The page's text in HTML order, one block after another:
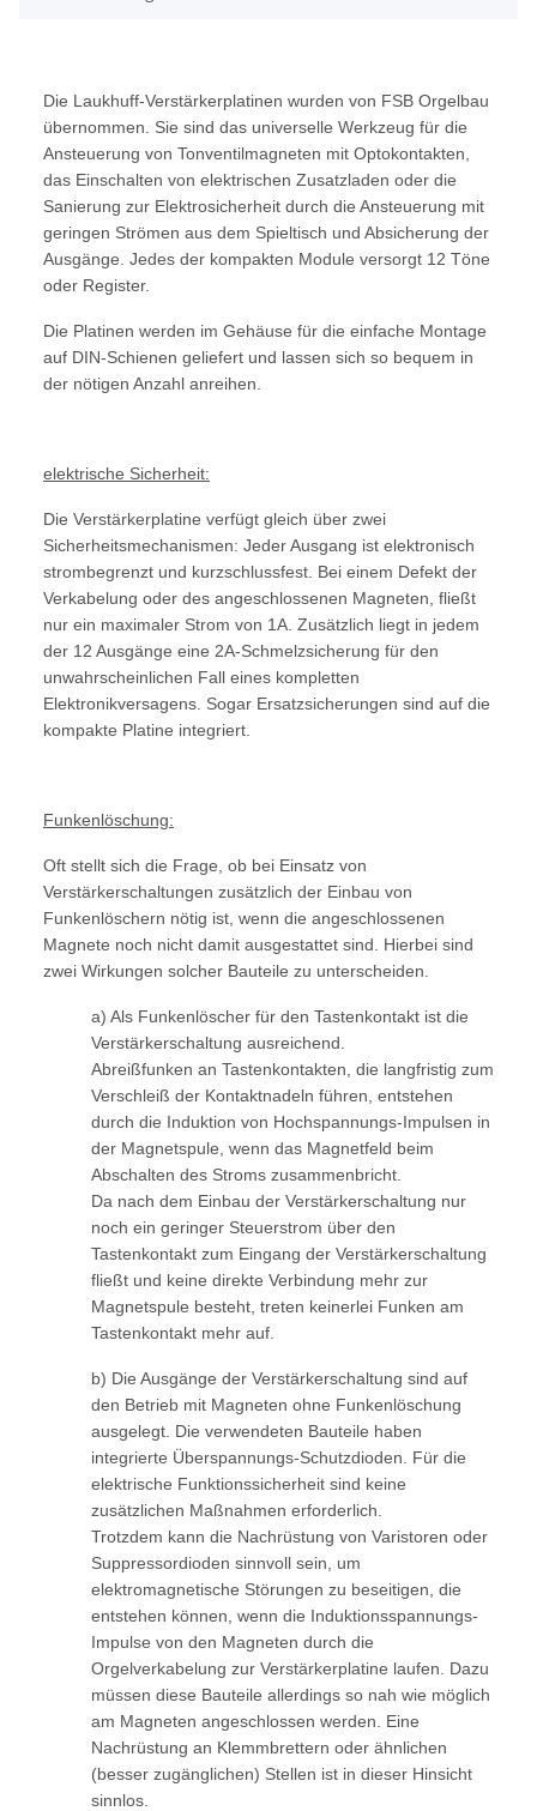
Die Laukhuff-Verstärkerplatinen wurden von FSB Orgelbau
übernommen. Sie sind das universelle Werkzeug für die
Ansteuerung von Tonventilmagneten mit Optokontakten,
das Einschalten von elektrischen Zusatzladen oder die
Sanierung zur Elektrosicherheit durch die Ansteuerung mit
geringen Strömen aus dem Spieltisch und Absicherung der
Ausgänge. Jedes der kompakten Module versorgt 12 Töne
oder Register.
Die Platinen werden im Gehäuse für die einfache Montage
auf DIN-Schienen geliefert und lassen sich so bequem in
der nötigen Anzahl anreihen.
elektrische Sicherheit:
Die Verstärkerplatine verfügt gleich über zwei
Sicherheitsmechanismen: Jeder Ausgang ist elektronisch
strombegrenzt und kurzschlussfest. Bei einem Defekt der
Verkabelung oder des angeschlossenen Magneten, fließt
nur ein maximaler Strom von 1A. Zusätzlich liegt in jedem
der 12 Ausgänge eine 2A-Schmelzsicherung für den
unwahrscheinlichen Fall eines kompletten
Elektronikversagens. Sogar Ersatzsicherungen sind auf die
kompakte Platine integriert.
Funkenlöschung:
Oft stellt sich die Frage, ob bei Einsatz von
Verstärkerschaltungen zusätzlich der Einbau von
Funkenlöschern nötig ist, wenn die angeschlossenen
Magnete noch nicht damit ausgestattet sind. Hierbei sind
zwei Wirkungen solcher Bauteile zu unterscheiden.
a) Als Funkenlöscher für den Tastenkontakt ist die
Verstärkerschaltung ausreichend.
Abreißfunken an Tastenkontakten, die langfristig zum
Verschleiß der Kontaktnadeln führen, entstehen
durch die Induktion von Hochspannungs-Impulsen in
der Magnetspule, wenn das Magnetfeld beim
Abschalten des Stroms zusammenbricht.
Da nach dem Einbau der Verstärkerschaltung nur
noch ein geringer Steuerstrom über den
Tastenkontakt zum Eingang der Verstärkerschaltung
fließt und keine direkte Verbindung mehr zur
Magnetspule besteht, treten keinerlei Funken am
Tastenkontakt mehr auf.
b) Die Ausgänge der Verstärkerschaltung sind auf
den Betrieb mit Magneten ohne Funkenlöschung
ausgelegt. Die verwendeten Bauteile haben
integrierte Überspannungs-Schutzdioden. Für die
elektrische Funktionssicherheit sind keine
zusätzlichen Maßnahmen erforderlich.
Trotzdem kann die Nachrüstung von Varistoren oder
Suppressordioden sinnvoll sein, um
elektromagnetische Störungen zu beseitigen, die
entstehen können, wenn die Induktionsspannungs-
Impulse von den Magneten durch die
Orgelverkabelung zur Verstärkerplatine laufen. Dazu
müssen diese Bauteile allerdings so nah wie möglich
am Magneten angeschlossen werden. Eine
Nachrüstung an Klemmbrettern oder ähnlichen
(besser zugänglichen) Stellen ist in dieser Hinsicht
sinnlos.